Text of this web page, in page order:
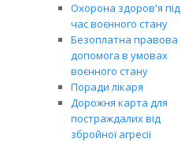
Охорона здоров'я під
час воєнного стану
Безоплатна правова
допомога в умовах
воєнного стану
Поради лікаря
Дорожня карта для
постраждалих від
збройної агресії